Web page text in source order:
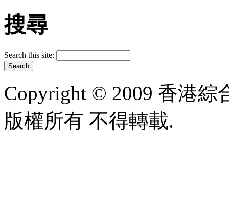
搜尋
Search this site:
Copyright © 2009 香港綜
版權所有 不得轉載.